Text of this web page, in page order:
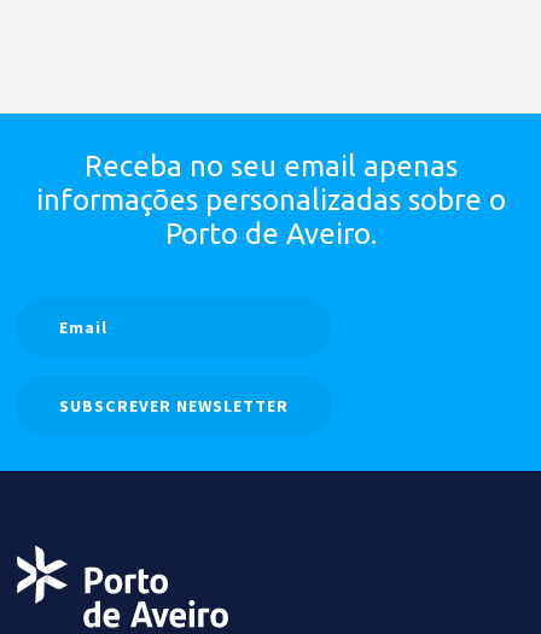
Receba no seu email apenas
informações personalizadas sobre o
Porto de Aveiro.
SUBSCREVER NEWSLETTER